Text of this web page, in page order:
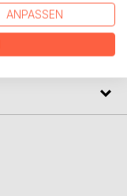
ANPASSEN